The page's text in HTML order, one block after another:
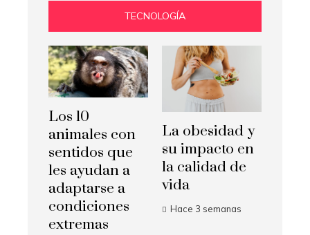
TECNOLOGÍA
Los 10
animales con
sentidos que
les ayudan a
adaptarse a
condiciones
extremas
La obesidad y
su impacto en
la calidad de
vida
Hace 3 semanas